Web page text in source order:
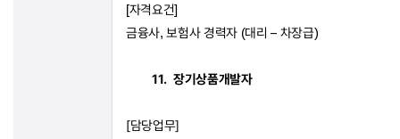
[자격요건]
금융사,보험사 경력자 (대리 – 차장급)
11. 장기상품개발자
[담당업무]